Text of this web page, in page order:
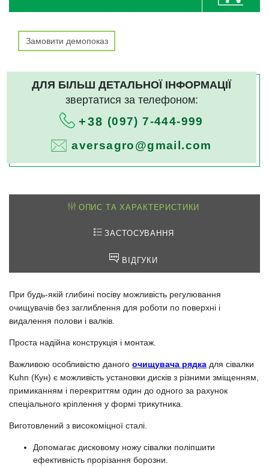
Замовити демопоказ
ДЛЯ БІЛЬШ ДЕТАЛЬНОЇ ІНФОРМАЦІЇ
звертатися за телефоном:
+38 (097) 7-444-999
aversagro@gmail.com
ОПИС ТА ХАРАКТЕРИСТИКИ
ЗАСТОСУВАННЯ
ВІДГУКИ
При будь-якій глибині посіву можливість регулювання
очищувачів без заглиблення для роботи по поверхні і
видалення полови і валків.
Проста надійна конструкція і монтаж.
Важливою особливістю даного очищувача рядка для сівалки
Kuhn (Кун) є можливість установки дисків з різними зміщенням,
примиканням і перекриттям один до одного за рахунок
спеціального кріплення у формі трикутника.
Виготовлений з високоміцної сталі.
Допомагає дисковому ножу сівалки поліпшити
ефективність прорізання борозни.